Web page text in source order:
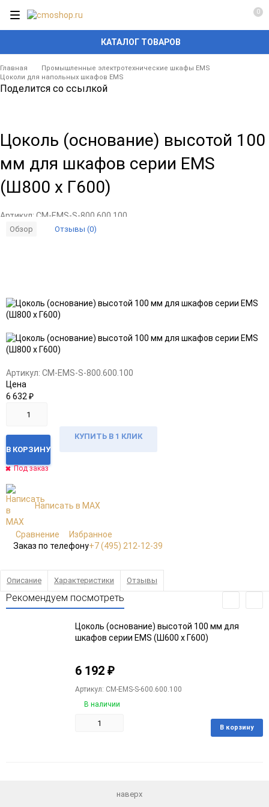
КАТАЛОГ ТОВАРОВ
0
Главная
Промышленные электротехнические шкафы EMS
Цоколи для напольных шкафов EMS
Поделится со ссылкой
Цоколь (основание) высотой 100
мм для шкафов серии EMS
(Ш800 x Г600)
Артикул: CM-EMS-S-800.600.100
Обзор Отзывы (0)
в
избранное
к
сравнению
Артикул: CM-EMS-S-800.600.100
Цена
6 632 ₽
В КОРЗИНУ
КУПИТЬ В 1 КЛИК
Под заказ
Написать в MAX
Сравнение
Избранное
Заказ по телефону+7 (495) 212-12-39
Описание Характеристики Отзывы
Рекомендуем посмотреть
Цоколь (основание) высотой 100 мм для
шкафов серии EMS (Ш600 x Г600)
6 192 ₽
Артикул: CM-EMS-S-600.600.100
В наличии
В корзину
наверх